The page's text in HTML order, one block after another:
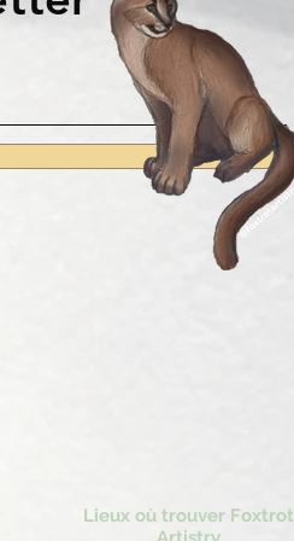
Lieux où trouver Foxtrot